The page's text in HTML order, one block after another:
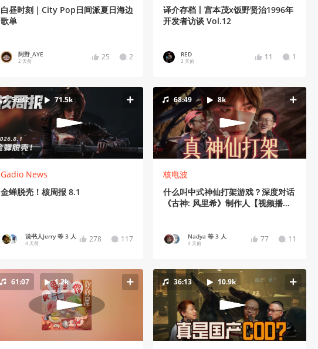
白昼时刻｜City Pop日间派夏日海边
歌单
阿野_AYE
2 天前 25 2
译介存档丨宫本茂x饭野贤治1996年
开发者访谈 Vol.12
RED
2 天前 11 1
56:42 71.5k
Gadio News
金蝉脱壳！核周报 8.1
说书人Jerry 等 3 人
4 天前 278 117
68:49 8k
核电波
什么叫中式神仙打架游戏？深度对话
《古神: 风里希》制作人【视频播客
Nadya 等 3 人
4 天前 77 11
61:07 1.2k 36:13 10.9k